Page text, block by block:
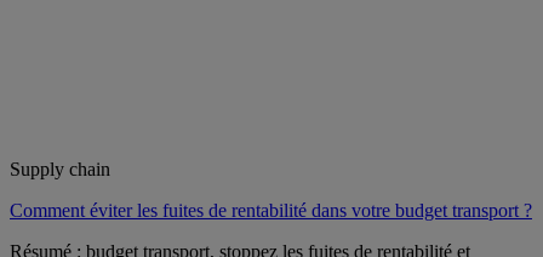
Supply chain
Comment éviter les fuites de rentabilité dans votre budget transport ?
Résumé : budget transport, stoppez les fuites de rentabilité et